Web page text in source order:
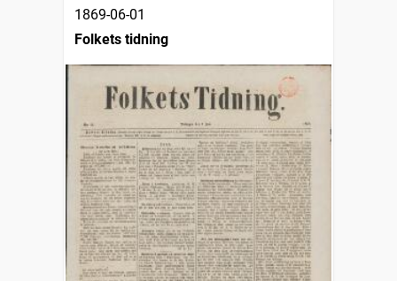
1869-06-01
Folkets tidning